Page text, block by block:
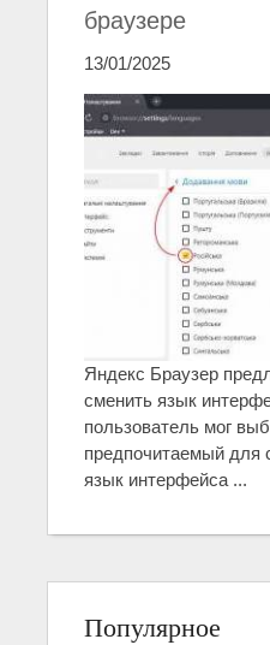
браузере
13/01/2025
Яндекс Браузер
сменить язык
пользователь мог
предпочитаемый для
язык интерфейса ...
Популярное